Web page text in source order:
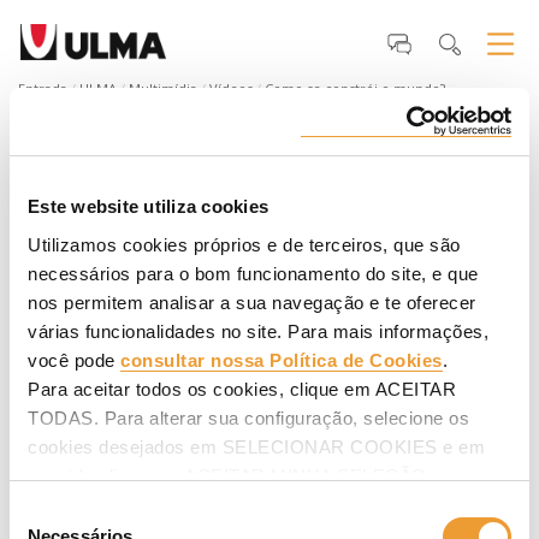
Este website utiliza cookies
Utilizamos cookies próprios e de terceiros, que são
necessários para o bom funcionamento do site, e que
nos permitem analisar a sua navegação e te oferecer
várias funcionalidades no site. Para mais informações,
você pode consultar nossa Política de Cookies.
Para aceitar todos os cookies, clique em ACEITAR
TODAS. Para alterar sua configuração, selecione os
cookies desejados em SELECIONAR COOKIES e em
seguida clique em ACEITAR MINHA SELEÇÃO.
Entrada ULMA Multimídia Vídeos Como se constrói o mundo?
Como se constrói o mundo?
algo que não se pode ver, nem tocar... Uma confiança que não
tem forma, mas a força para criar relações sólidas, que
deixam marcas. Descubra neste vídeo!